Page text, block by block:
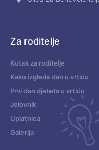
Za roditelje
Kutak za roditelje
Kako izgleda dan u vrtiću
Prvi dan djeteta u vrtiću
Jelovnik
Uplatnica
Galerija